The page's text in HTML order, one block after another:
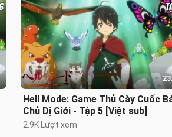
Hell Mode: Game Thủ Cày Cuốc
Chủ Dị Giới - Tập 5 [Việt sub]
2.9K Lượt xem